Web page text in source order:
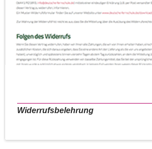
Widerrufsbelehrung